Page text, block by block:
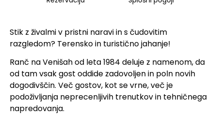
Stik z živalmi v pristni naravi in s čudovitim
razgledom? Terensko in turistično jahanje!
Ranč na Venišah od leta 1984 deluje z namenom, da
od tam vsak gost oddide zadovoljen in poln novih
dogodivščin. Več gostov, kot se vrne, več je
podoživljanja neprecenljivih trenutkov in tehničnega
napredovanja.